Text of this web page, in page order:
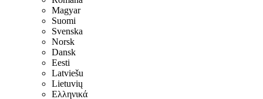
Magyar
Suomi
Svenska
Norsk
Dansk
Eesti
Latviešu
Lietuvių
Ελληνικά